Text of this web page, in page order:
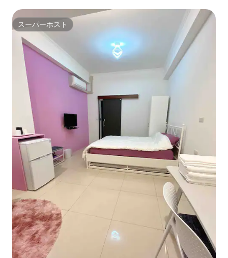
スーパーホスト
スーパーホスト